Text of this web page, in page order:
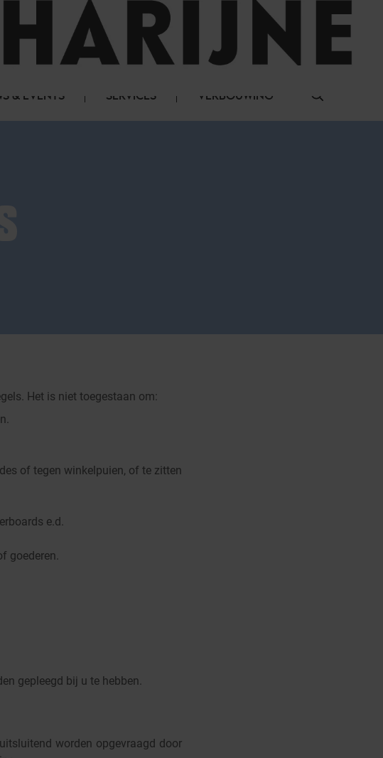
LOG IN
& EVENTS SERVICES VERBOUWING
Het is niet toegestaan om:
of tegen winkelpuien, of te zitten
e.d.
goederen.
gepleegd bij u te hebben.
worden opgevraagd door